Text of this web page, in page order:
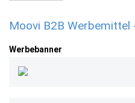
Moovi B2B Werbemittel
Werbebanner